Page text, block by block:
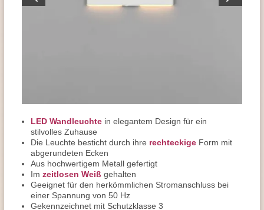
LED Wandleuchte in elegantem Design für ein
stilvolles Zuhause
Die Leuchte besticht durch ihre rechteckige Form mit
abgerundeten Ecken
Aus hochwertigem Metall gefertigt
Im zeitlosen Weiß gehalten
Geeignet für den herkömmlichen Stromanschluss bei
einer Spannung von 50 Hz
Gekennzeichnet mit Schutzklasse 3